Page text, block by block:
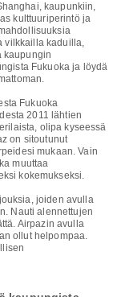
kaupunkiin,
kulttuuriperintö ja
vilkkailla kaduilla,
kaupungin
Fukuoka ja löydä
Fukuoka
2011 lähtien
olipa kyseessä
on sitoutunut
mukaan. Vain
muuttaa
kokemukseksi.
joiden avulla
Nauti alennettujen
Airpazin avulla
ollut helpompaa.